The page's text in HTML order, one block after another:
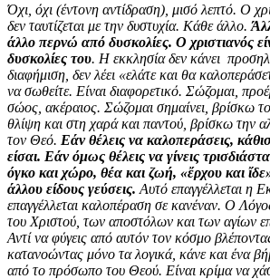
Όχι, όχι (έντονη αντίδραση), μισό λεπτό. Ο
δεν ταυτίζεται με την δυστυχία. Κάθε άλλο.
άλλο περνώ από δυσκολίες. Ο χριστιανός
δυσκολίες του. Η εκκλησία δεν κάνει
διαφήμιση, δεν λέει «ελάτε και θα
να σωθείτε. Είναι διαφορετικό. Σώζομαι,
σώος, ακέραιος. Σώζομαι σημαίνει, βρίσκω
θλίψη και στη χαρά και παντού, βρίσκω την
τον Θεό. Εάν θέλεις να καλοπεράσεις,
είσαι. Εάν όμως θέλεις να γίνεις
όγκο και χώρο, θέα και ζωή, «ἔρχου και
άλλου είδους γεύσεις. Αυτό επαγγέλλεται η
επαγγέλλεται καλοπέραση σε κανέναν. Ο
του Χριστού, των αποστόλων και των αγίων
Αντί να φύγεις από αυτόν τον κόσμο
κατανοώντας μόνο τα λογικά, κάνε και ένα
από το πρόσωπο του Θεού. Είναι κρίμα να